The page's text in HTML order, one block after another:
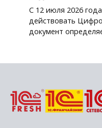
С 12 июля 2026
действовать
документ